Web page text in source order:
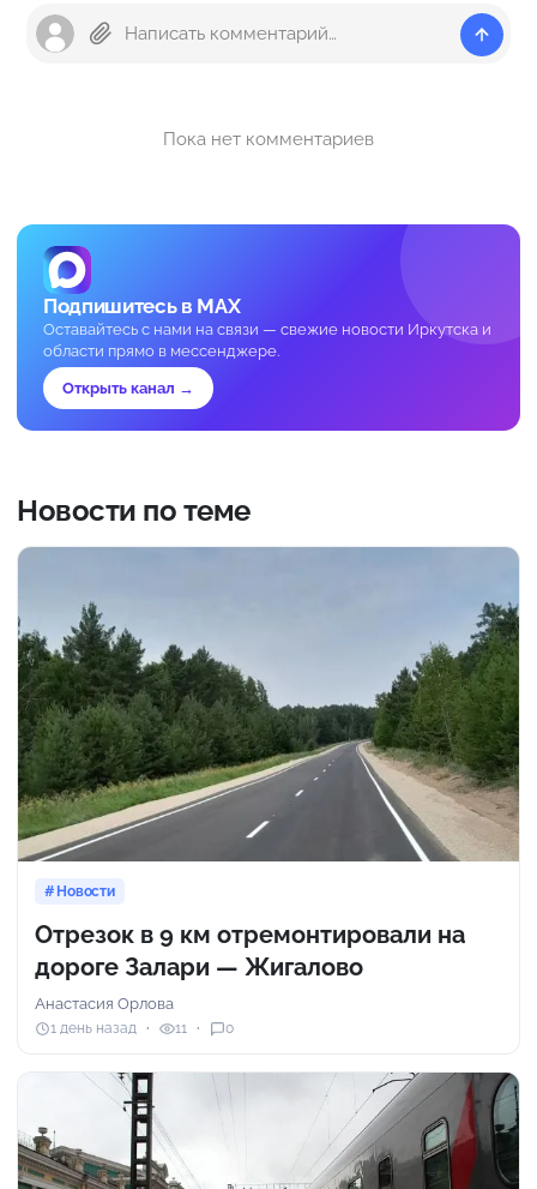
Пока нет комментариев
Подпишитесь в MAX
Оставайтесь с нами на связи — свежие новости Иркутска и
области прямо в мессенджере.
Открыть канал →
Новости по теме
Новости
Отрезок в 9 км отремонтировали на
дороге Залари — Жигалово
Анастасия Орлова
1 день назад 11 0